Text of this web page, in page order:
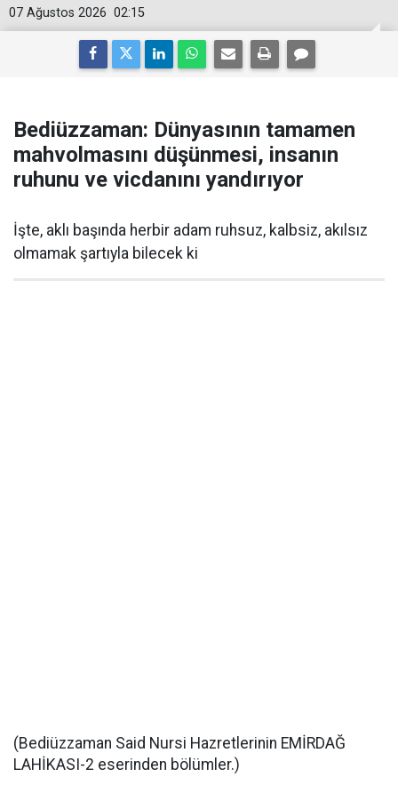
02:15
07 Ağustos 2026
Bediüzzaman: Dünyasının tamamen
mahvolmasını düşünmesi, insanın
ruhunu ve vicdanını yandırıyor
İşte, aklı başında herbir adam ruhsuz, kalbsiz, akılsız
olmamak şartıyla bilecek ki
(Bediüzzaman Said Nursi Hazretlerinin EMİRDAĞ
LAHİKASI-2 eserinden bölümler.)